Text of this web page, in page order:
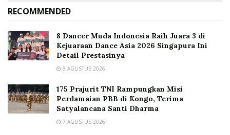
RECOMMENDED
8 Dancer Muda Indonesia Raih Juara 3 di
Kejuaraan Dance Asia 2026 Singapura Ini
Detail Prestasinya
8 AGUSTUS 2026
175 Prajurit TNI Rampungkan Misi
Perdamaian PBB di Kongo, Terima
Satyalancana Santi Dharma
7 AGUSTUS 2026